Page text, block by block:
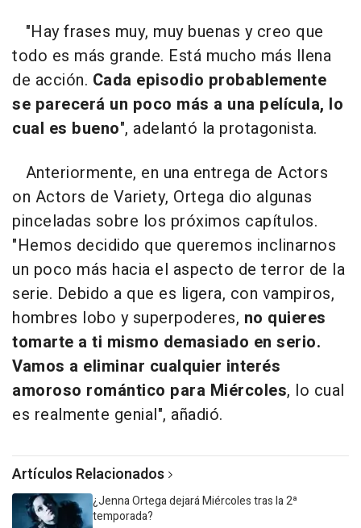
"Hay frases muy, muy buenas y creo que
todo es más grande. Está mucho más llena
de acción. Cada episodio probablemente
se parecerá un poco más a una película, lo
cual es bueno", adelantó la protagonista.
Anteriormente, en una entrega de Actors
on Actors de Variety, Ortega dio algunas
pinceladas sobre los próximos capítulos.
"Hemos decidido que queremos inclinarnos
un poco más hacia el aspecto de terror de la
serie. Debido a que es ligera, con vampiros,
hombres lobo y superpoderes, no quieres
tomarte a ti mismo demasiado en serio.
Vamos a eliminar cualquier interés
amoroso romántico para Miércoles, lo cual
es realmente genial", añadió.
Artículos Relacionados
¿Jenna Ortega dejará Miércoles tras la 2ª
temporada?